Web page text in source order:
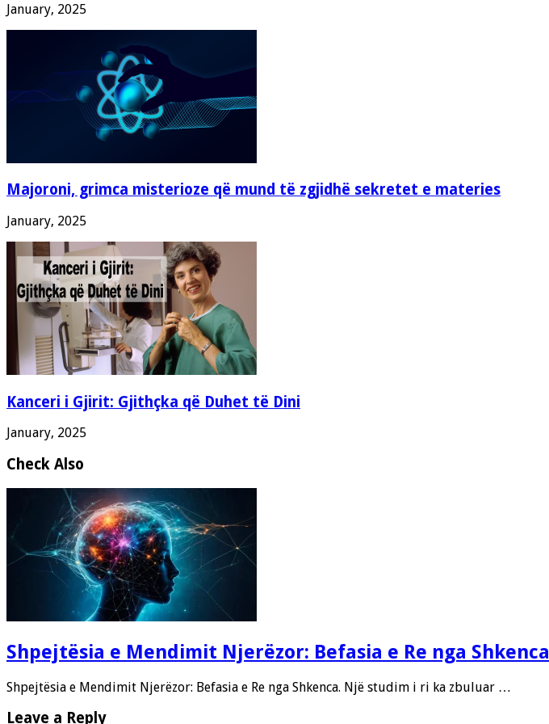
January, 2025
Majoroni, grimca misterioze që mund të zgjidhë sekretet e materies
January, 2025
Kanceri i Gjirit: Gjithçka që Duhet të Dini
January, 2025
Check Also
Shpejtësia e Mendimit Njerëzor: Befasia e Re nga Shkenca
Shpejtësia e Mendimit Njerëzor: Befasia e Re nga Shkenca. Një studim i ri ka zbuluar …
Leave a Reply